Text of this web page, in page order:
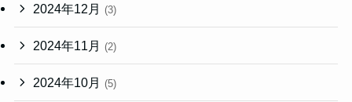
2024年12月 (3)
2024年11月 (2)
2024年10月 (5)